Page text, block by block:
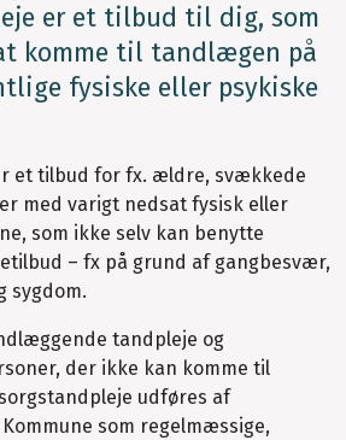
er et tilbud til dig, som
komme til tandlægen på
fysiske eller psykiske
et tilbud for fx. ældre, svækkede
med varigt nedsat fysisk eller
som ikke selv kan benytte
– fx på grund af gangbesvær,
sygdom.
tandpleje og
der ikke kan komme til
udføres af
som regelmæssige,